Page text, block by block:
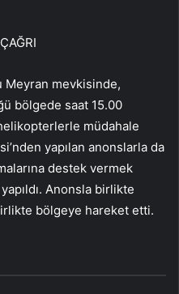
Meyran mevkisinde,
bölgede saat 15.00
müdahale
yapılan anonslarla da
destek vermek
Anonsla birlikte
bölgeye hareket etti.